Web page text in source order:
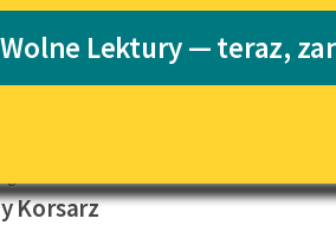
Lektury szkolne i
literatury do słuchania
E-kolekcja lektur
literatury do słuchania
Lektury — teraz,
Korsarz